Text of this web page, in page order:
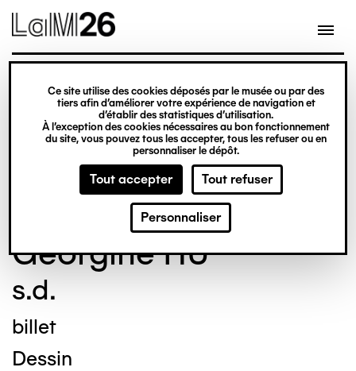
Gestion des cookies
Ce site utilise des cookies déposés par le musée ou par des
tiers afin d’améliorer votre expérience de navigation et
d’établir des statistiques d’utilisation.
À l’exception des cookies nécessaires au bon fonctionnement
du site, vous pouvez tous les accepter, tous les refuser ou en
personnaliser le dépôt.
Tout accepter Tout refuser
Personnaliser
contenu
© Crédit photo : Nicolas Dewitte/LaM Lille
métropole musée d’art moderne d’art
contemporain et d’art brut
Georgine HU
s.d.
billet
Dessin